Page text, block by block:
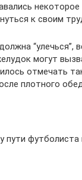
некоторое
к своим
“улечься”,
могут
отмечать
плотного
футболиста